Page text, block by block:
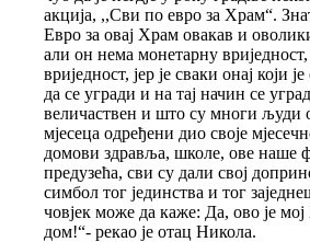
акција, ,,Сви по евро за Храм“.
Евро за овај Храм овакав и
али он нема монетарну
вриједност, јер је сваки онај који
да се угради и на тај начин се
величаствен и што су многи људи
мјесеца одређени дио своје
домови здравља, школе, ове наше
предузећа, сви су дали свој
симбол тог јединства и тог
човјек може да каже: Да, ово је
дом!“- рекао је отац Никола.